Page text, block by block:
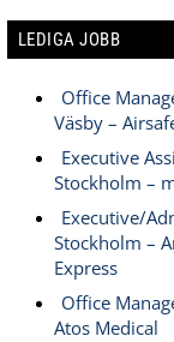
LEDIGA JOBB
Office
Väsby –
Executive
Stockholm –
Executive/
Stockholm –
Express
Office
Atos Medical